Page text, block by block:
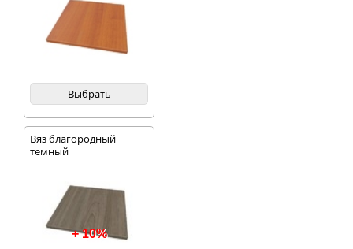
Выбрать
Вяз благородный
темный
+ 10%